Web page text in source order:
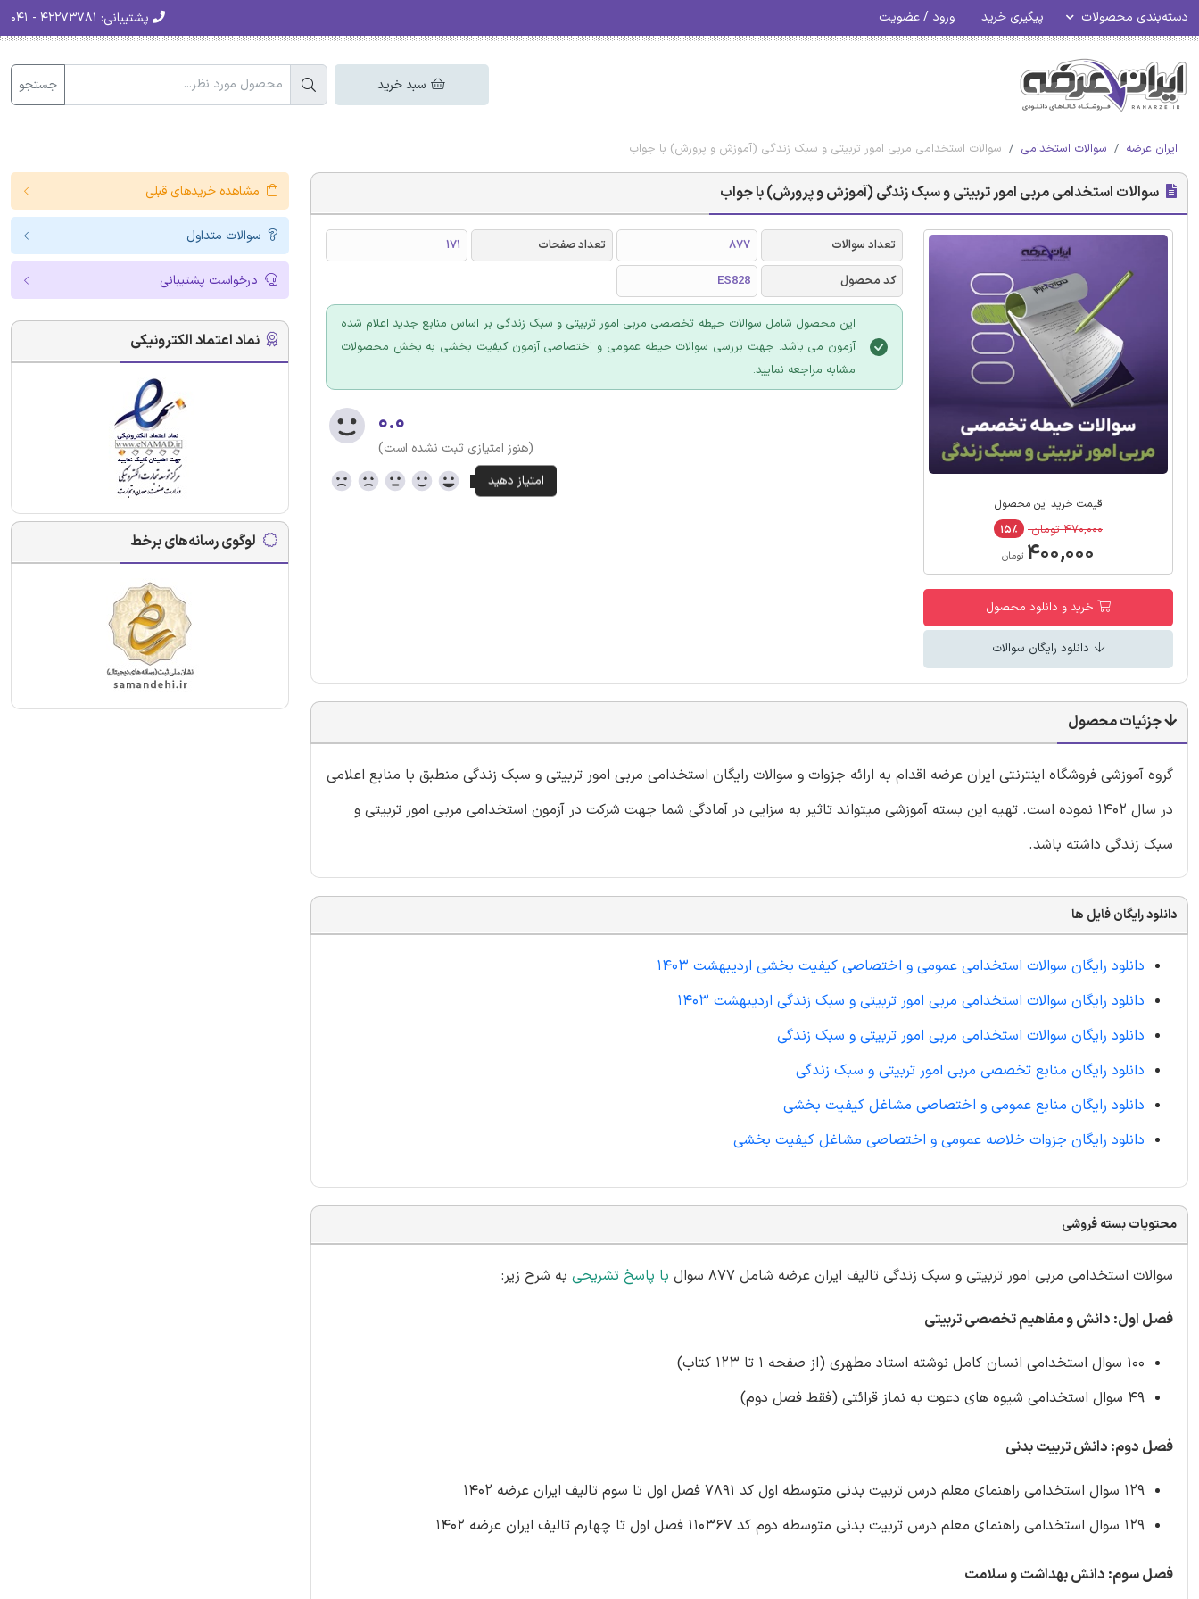
دسته‌بندی محصولات پیگیری خرید ورود / عضویت پشتیبانی:
سبد خرید جستجو
ایران عرضه سوالات استخدامی سوالات استخدامی مربی امور تربیتی و سبک زندگی (آموزش و پرورش) با جواب
سوالات استخدامی مربی امور تربیتی و سبک زندگی (آموزش و پرورش) با جواب
قیمت خرید این محصول
۴۷۰,۰۰۰ تومان ۱۵٪
۴۰۰,۰۰۰ تومان
خرید و دانلود محصول
دانلود رایگان سوالات
تعداد سوالات 877 تعداد صفحات
171
کد محصول
ES828
این محصول شامل سوالات حیطه تخصصی مربی امور تربیتی و سبک زندگی بر اساس منابع جدید اعلام شده
آزمون می باشد. جهت بررسی سوالات حیطه عمومی و اختصاصی آزمون کیفیت بخشی به بخش محصولات
مشابه مراجعه نمایید.
۰.۰
(هنوز امتیازی ثبت نشده است)
جزئیات محصول
گروه آموزشی فروشگاه اینترنتی ایران عرضه اقدام به ارائه جزوات و سوالات رایگان استخدامی مربی امور تربیتی و سبک زندگی منطبق با منابع اعلامی
در سال ۱۴۰۲ نموده است. تهیه این بسته آموزشی میتواند تاثیر به سزایی در آمادگی شما جهت شرکت در آزمون استخدامی مربی امور تربیتی و
سبک زندگی داشته باشد.
دانلود رایگان فایل ها
دانلود رایگان سوالات استخدامی عمومی و اختصاصی کیفیت بخشی اردیبهشت 1403
دانلود رایگان سوالات استخدامی مربی امور تربیتی و سبک زندگی اردیبهشت 1403
دانلود رایگان سوالات استخدامی مربی امور تربیتی و سبک زندگی
دانلود رایگان منابع تخصصی مربی امور تربیتی و سبک زندگی
دانلود رایگان منابع عمومی و اختصاصی مشاغل کیفیت بخشی
دانلود رایگان جزوات خلاصه عمومی و اختصاصی مشاغل کیفیت بخشی
محتویات بسته فروشی
سوالات استخدامی مربی امور تربیتی و سبک زندگی تالیف ایران عرضه شامل 877 سوال با پاسخ تشریحی به شرح زیر:
فصل اول: دانش و مفاهیم تخصصی تربیتی
100 سوال استخدامی انسان کامل نوشته استاد مطهری (از صفحه 1 تا 123 کتاب)
49 سوال استخدامی شیوه های دعوت به نماز قرائتی (فقط فصل دوم)
فصل دوم: دانش تربیت بدنی
129 سوال استخدامی راهنمای معلم درس تربیت بدنی متوسطه اول کد 7891 فصل اول تا سوم تالیف ایران عرضه 1402
129 سوال استخدامی راهنمای معلم درس تربیت بدنی متوسطه دوم کد 110367 فصل اول تا چهارم تالیف ایران عرضه 1402
فصل سوم: دانش بهداشت و سلامت
مشاهده خریدهای قبلی
سوالات متداول
درخواست پشتیبانی
نماد اعتماد الکترونیکی
لوگوی رسانه‌های برخط